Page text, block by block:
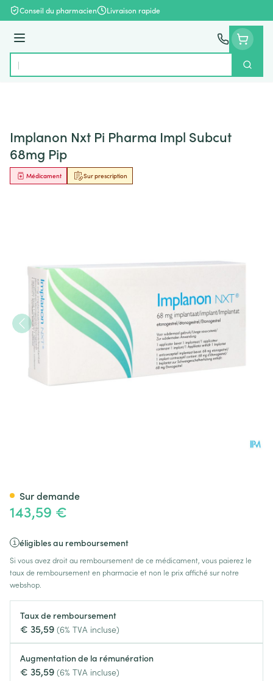
Aller au contenu
Conseil du pharmacien Livraison rapide
Menu
Rechercher
Implanon Nxt Pi Pharma Impl Subcut
68mg Pip
Sur prescription
Médicament
143,59 €
éligibles au remboursement
Si vous avez droit au remboursement de ce médicament, vous paierez le
taux de remboursement en pharmacie et non le prix affiché sur notre
webshop.
Taux de remboursement
€ 35,59 (6% TVA incluse)
Augmentation de la rémunération
€ 35,59 (6% TVA incluse)
Sur demande